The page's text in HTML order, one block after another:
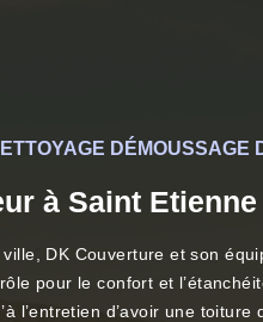
DÉMOUSSAGE
à Saint
DK Couverture et son
pour le confort et
l’entretien d’avoir une